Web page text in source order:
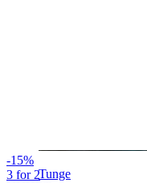
Tunge
-15%
3 for 2